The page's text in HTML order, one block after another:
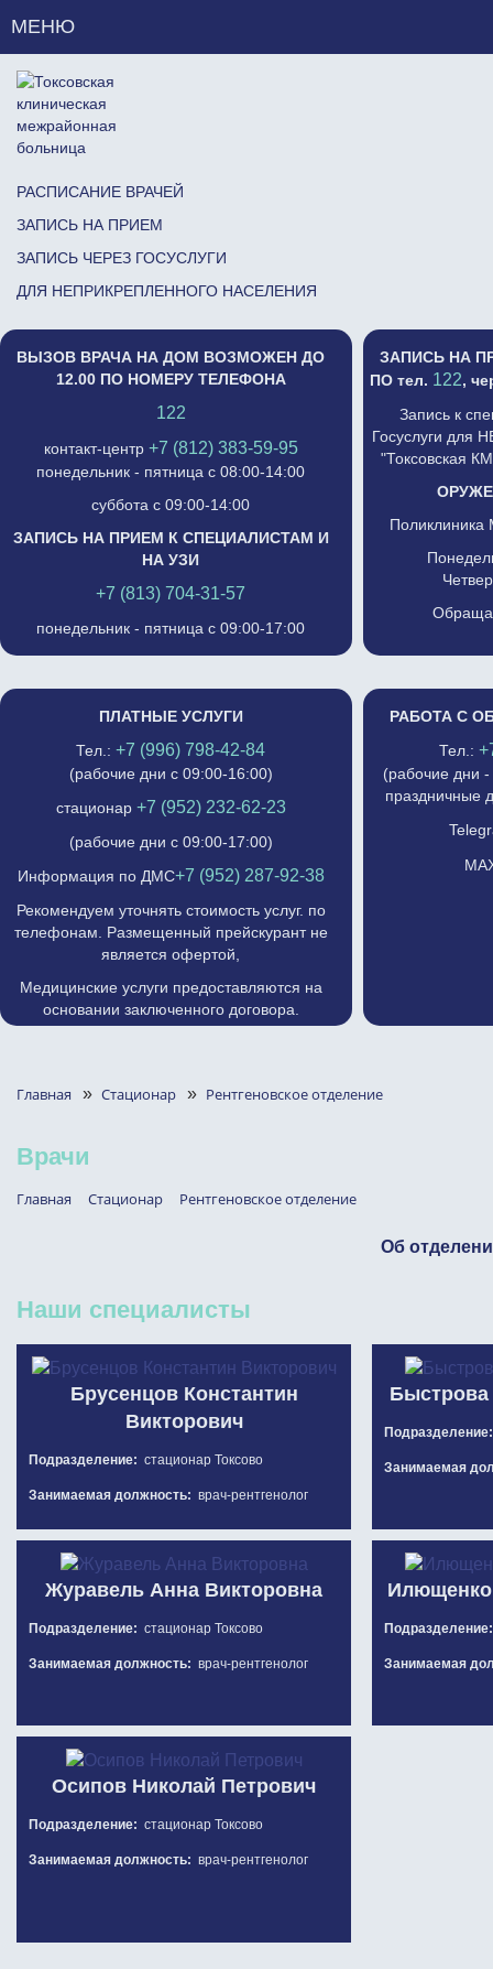
МЕНЮ
РАСПИСАНИЕ ВРАЧЕЙ
ЗАПИСЬ НА ПРИЕМ
ЗАПИСЬ ЧЕРЕЗ ГОСУСЛУГИ
ДЛЯ НЕПРИКРЕПЛЕННОГО НАСЕЛЕНИЯ
ВЫЗОВ ВРАЧА НА ДОМ ВОЗМОЖЕН ДО
12.00 ПО НОМЕРУ ТЕЛЕФОНА
122
контакт-центр +7 (812) 383-59-95
понедельник - пятница с 08:00-14:00
суббота с 09:00-14:00
ЗАПИСЬ НА ПРИЕМ К СПЕЦИАЛИСТАМ И
НА УЗИ
+7 (813) 704-31-57
понедельник - пятница с 09:00-17:00
ЗАПИСЬ НА
ПО тел. 122,
Запись к
Госуслуги для
"Токсовская
Поликлиника
ПЛАТНЫЕ УСЛУГИ
Тел.: +7 (996) 798-42-84
(рабочие дни с 09:00-16:00)
стационар +7 (952) 232-62-23
(рабочие дни с 09:00-17:00)
Информация по ДМС+7 (952) 287-92-38
Рекомендуем уточнять стоимость услуг. по
телефонам. Размещенный прейскурант не
является офертой,
Медицинские услуги предоставляются на
основании заключенного договора.
РАБОТА С
Тел.:
(рабочие дни
праздничные
Главная » Стационар » Рентгеновское отделение
Врачи
Главная Стационар Рентгеновское отделение
Об
Наши специалисты
Брусенцов Константин
Викторович
Подразделение: стационар Токсово
Занимаемая должность: врач-рентгенолог
Быстрова
Занимаемая
Журавель Анна Викторовна
Подразделение: стационар Токсово
Занимаемая должность: врач-рентгенолог Занимаемая
Осипов Николай Петрович
Подразделение: стационар Токсово
Занимаемая должность: врач-рентгенолог